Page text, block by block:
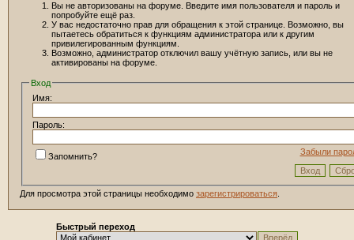
Вы не авторизованы на форуме. Введите имя пользователя и пароль и
попробуйте ещё раз.
У вас недостаточно прав для обращения к этой странице. Возможно, вы
пытаетесь обратиться к функциям администратора или к другим
привилегированным функциям.
Возможно, администратор отключил вашу учётную запись, или вы не
активированы на форуме.
Вход
Имя:
Пароль:
Забыли
Запомнить?
Для просмотра этой страницы необходимо зарегистрироваться
Быстрый переход